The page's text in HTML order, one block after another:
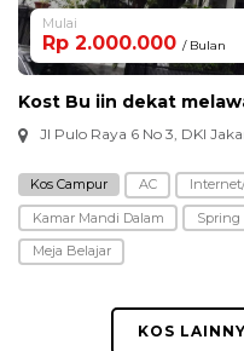
Mulai
Rp 2.000.000 / Bulan
Kost Bu iin dekat
Jl Pulo Raya 6 No 3, DKI
Kos Campur AC
Kamar Mandi Dalam
Spring
Meja Belajar
KOS